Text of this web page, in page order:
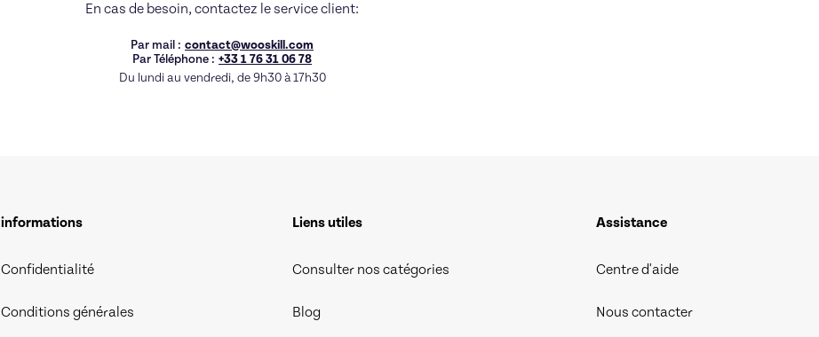
En cas de besoin, contactez le service client:
Par mail : contact@wooskill.com
Par Téléphone : +33 1 76 31 06 78
Du lundi au vendredi, de 9h30 à 17h30
informations
Confidentialité
Conditions générales
Liens utiles
Consulter nos catégories
Blog
Assistance
Centre d'aide
Nous contacter